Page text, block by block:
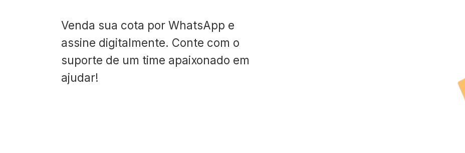
Venda sua cota por WhatsApp e
assine digitalmente. Conte com o
suporte de um time apaixonado em
ajudar!